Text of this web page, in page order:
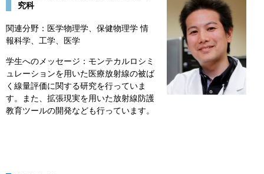
究科
関連分野：医学物理学、保健物理学 情
報科学、工学、医学
学生へのメッセージ：モンテカルロシミ
ュレーションを用いた医療放射線の被ば
く線量評価に関する研究を行っていま
す。また、拡張現実を用いた放射線防護
教育ツールの開発なども行っています。